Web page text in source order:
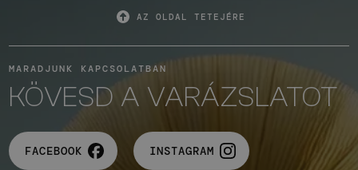
AZ OLDAL TETEJÉRE
MARADJUNK KAPCSOLATBAN
KÖVESD A VARÁZSLATOT
FACEBOOK INSTAGRAM